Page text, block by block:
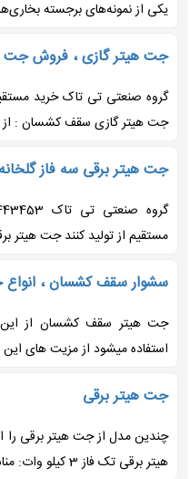
یکی از نمونه‌های برجسته
جت هیتر گازی ، فروش
گروه صنعتی تی تاک خرید
جت هیتر گازی سقف کشسان :
جت هیتر برقی سه فاز
مستقیم از تولید کنند جت هیتر برقی 3 فاز 30 کیلووات جت
سشوار سقف کشسان ، انواع جت هیتر
جت هیتر سقف کشسان از
استفاده میشود از مزیت های
جت هیتر برقی
چندین مدل از جت هیتر برقی
هیتر برقی تک فاز 3 کیلو وات: مناسب برای 70 متر مکعب جت...